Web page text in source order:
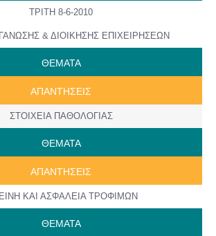
ΤΡΙΤΗ 8-6-2010
& ΔΙΟΙΚΗΣΗΣ ΕΠΙΧΕΙΡΗΣΕΩΝ
ΘΕΜΑΤΑ
AΠANTΗΣΕΙΣ
ΣΤΟΙΧΕΙΑ ΠΑΘΟΛΟΓΙΑΣ
ΘΕΜΑΤΑ
AΠANTΗΣΕΙΣ
ΚΑΙ ΑΣΦΑΛΕΙΑ ΤΡΟΦΙΜΩΝ
ΘΕΜΑΤΑ